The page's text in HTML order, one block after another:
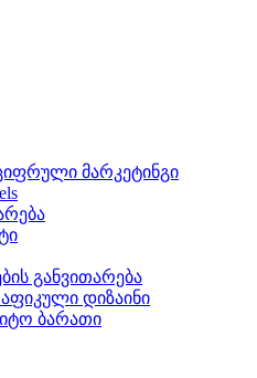
მარკეტინგი
განვითარება
დიზაინი
ბარათი